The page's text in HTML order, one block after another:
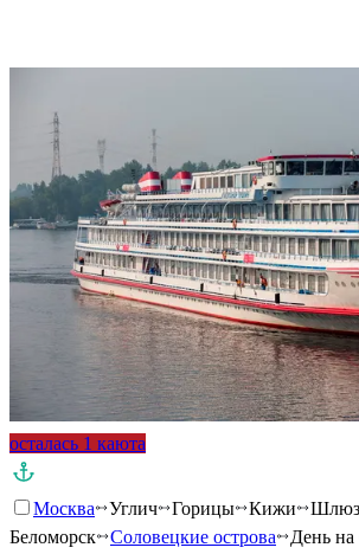
осталась 1 каюта
Москва Углич Горицы Кижи
Беломорск
Соловецкие острова
День на